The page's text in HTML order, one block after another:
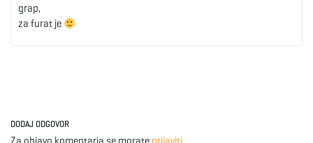
grap,
za furat je
DODAJ ODGOVOR